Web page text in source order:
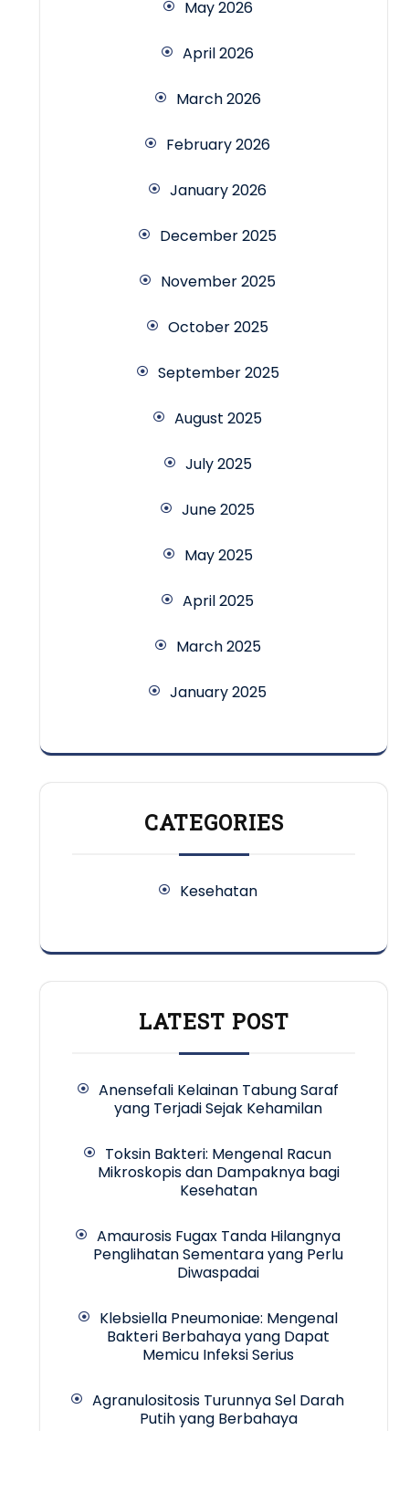
May 2026
April 2026
March 2026
February 2026
January 2026
December 2025
November 2025
October 2025
September 2025
August 2025
July 2025
June 2025
May 2025
April 2025
March 2025
January 2025
CATEGORIES
Kesehatan
LATEST POST
Anensefali Kelainan Tabung Saraf
yang Terjadi Sejak Kehamilan
Toksin Bakteri: Mengenal Racun
Mikroskopis dan Dampaknya bagi
Kesehatan
Amaurosis Fugax Tanda Hilangnya
Penglihatan Sementara yang Perlu
Diwaspadai
Klebsiella Pneumoniae: Mengenal
Bakteri Berbahaya yang Dapat
Memicu Infeksi Serius
Agranulositosis Turunnya Sel Darah
Putih yang Berbahaya